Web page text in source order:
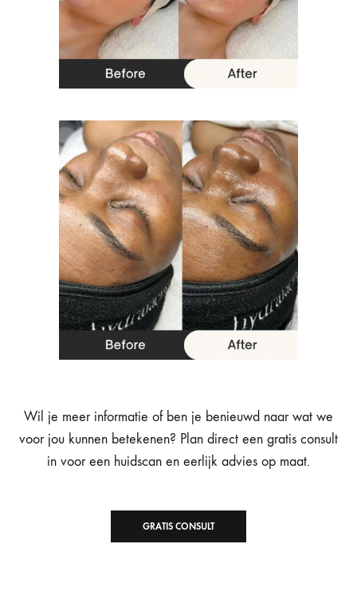
Wil je meer informatie of ben je benieuwd naar wat we
voor jou kunnen betekenen? Plan direct een gratis consult
in voor een huidscan en eerlijk advies op maat.
GRATIS CONSULT